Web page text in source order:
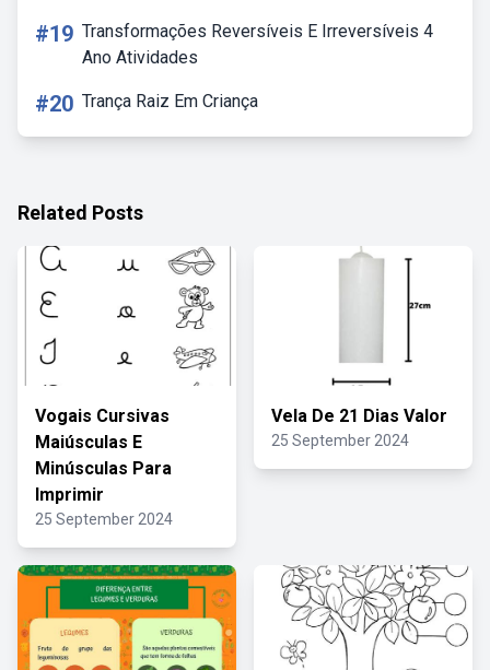
#19 Transformações Reversíveis E Irreversíveis 4
Ano Atividades
#20 Trança Raiz Em Criança
Related Posts
Vogais Cursivas
Maiúsculas E
Minúsculas Para
Imprimir
25 September 2024
Vela De 21 Dias Valor
25 September 2024